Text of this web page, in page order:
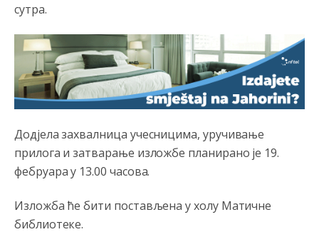
сутра.
Дод‌јела захвалница учесницима, уручивање
прилога и затварање изложбе планирано је 19.
фебруара у 13.00 часова.
Изложба ће бити постављена у холу Матичне
библиотеке.
Анонимно2806721
Možete sebi umisliti da je i Kosovo dio Srbije al
nije...probajte ući bezpasosa.Takoirs.Umislili ste da
ste nebeski narod
Анонимно2806773 6:56
КОСОВА
Анонимно2806773 6:59
године било чак 7.000 војника.